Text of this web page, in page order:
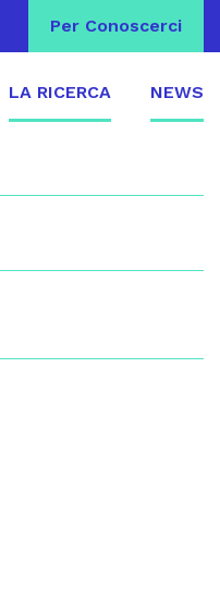
Per Conoscerci
LA RICERCA NEWS